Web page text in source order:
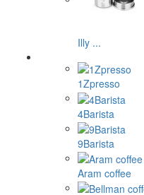
Illy ...
1Zpresso
4Barista
9Barista
Aram coffee